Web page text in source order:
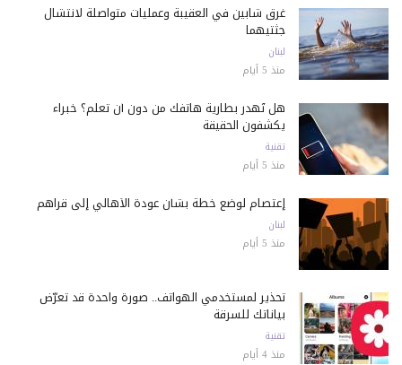
غرق شابين في العقيبة وعمليات متواصلة لانتشال
جثتيهما
لبنان
منذ 5 أيام
هل تُهدر بطارية هاتفك من دون أن تعلم؟ خبراء
يكشفون الحقيقة
تقنية
منذ 5 أيام
إعتصام لوضع خطة بشأن عودة الأهالي إلى قراهم
لبنان
منذ 5 أيام
تحذير لمستخدمي الهواتف.. صورة واحدة قد تعرّض
بياناتك للسرقة
تقنية
منذ 4 أيام